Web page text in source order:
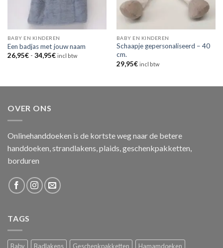
BABY EN KINDEREN
Een badjas met jouw naam
26,95€ - 34,95€Prijsklasse:
incl btw
BABY EN KINDEREN
Schaapje gepersonaliseerd – 40
cm.
29,95€ incl btw
OVER ONS
Onlinehanddoeken is de kortste weg naar de betere
handdoeken, strandlakens, plaids, geschenkpakketten,
borduren
TAGS
Baby Badlakens Geschenkpakketten Hamamdoeken